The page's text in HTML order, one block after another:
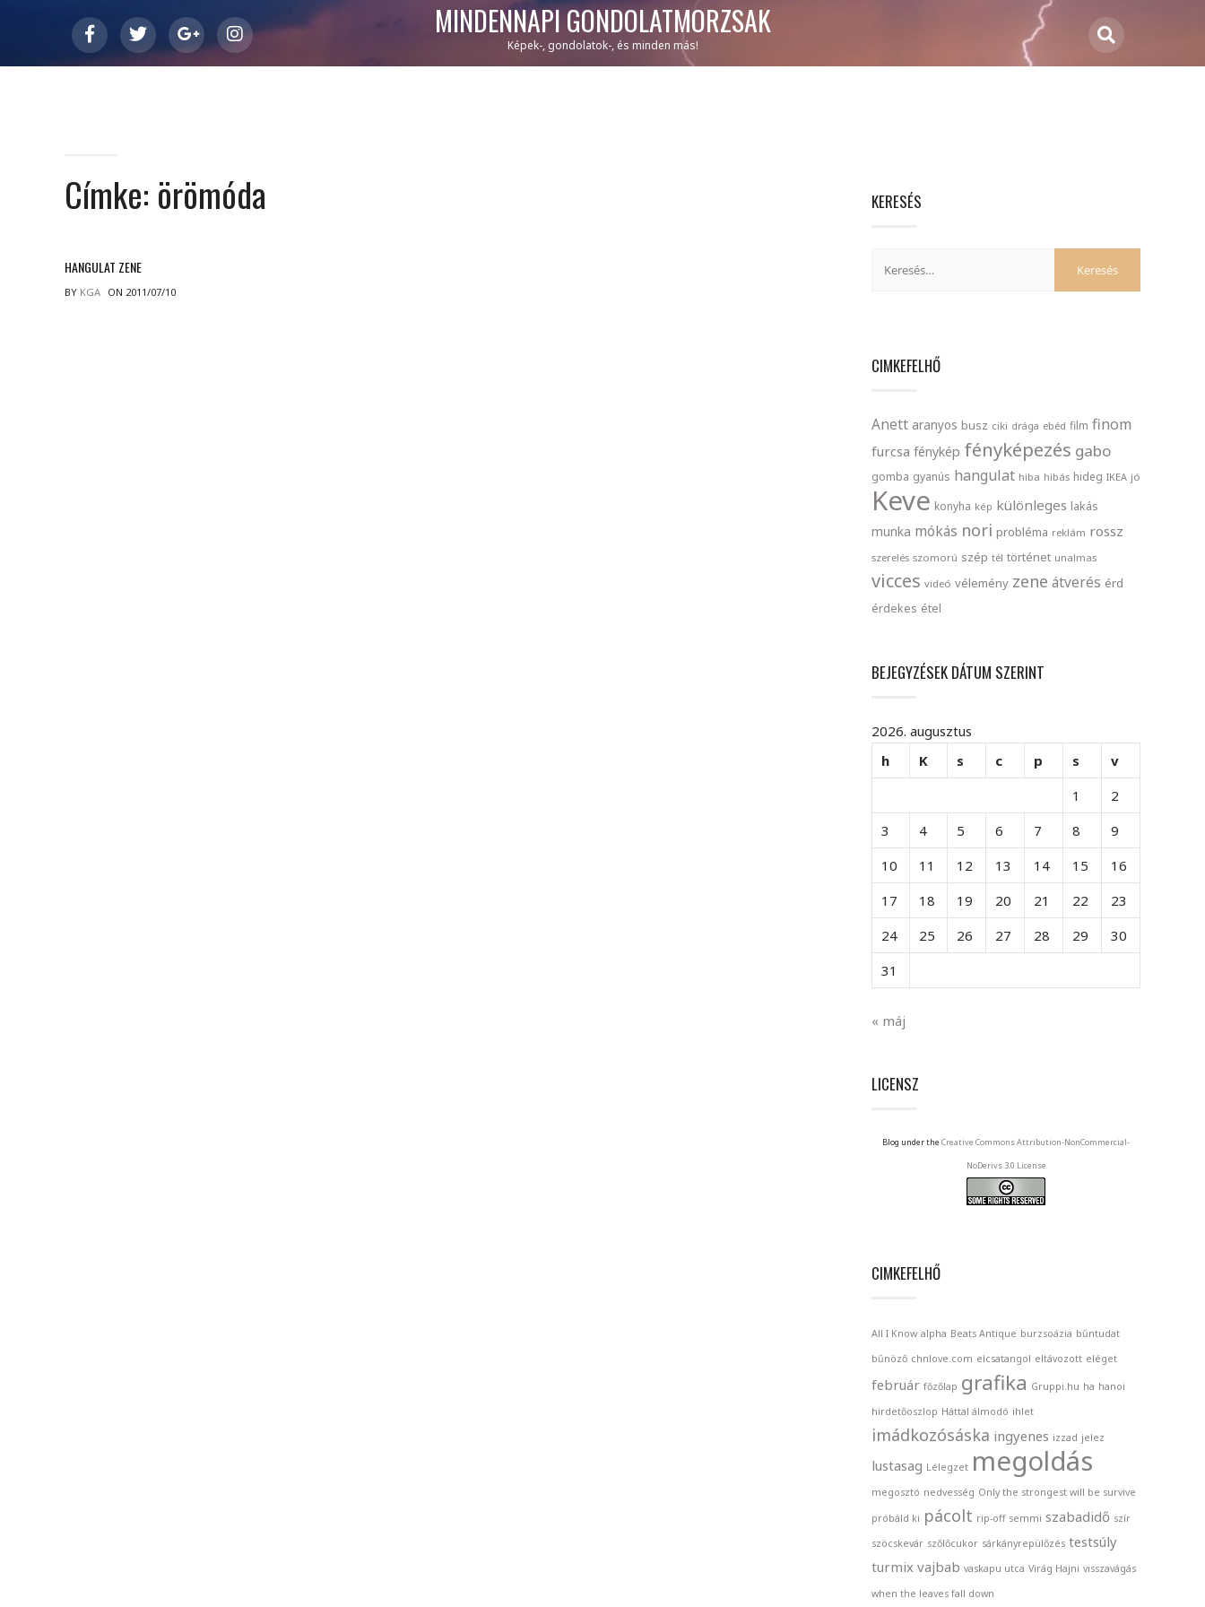
MINDENNAPI GONDOLATMORZSÁK
Képek-, gondolatok-, és minden más!
Címke: örömóda
HANGULAT ZENE
BY KGA ON 2011/07/10
KERESÉS
CIMKEFELHŐ
Anett aranyos busz ciki drága ebéd film finom
furcsa fénykép fényképezés gabo
gomba gyanús hangulat hiba hibás hideg IKEA jó
Keve konyha kép különleges lakás
munka mókás nori probléma reklám rossz
szerelés szomorú szép tél történet unalmas
vicces videó vélemény zene átverés érd
érdekes étel
BEJEGYZÉSEK DÁTUM SZERINT
2026. augusztus
h
K s c p s
v
1
2
3
4 5 6 7 8
9
10
11 12 13 14 15
16
17
18 19 20 21 22
23
24
25 26 27 28 29
30
31
« máj
LICENSZ
Blog under the Creative Commons Attribution-NonCommercial-
NoDerivs 3.0 License
CIMKEFELHŐ
All I Know alpha Beats Antique burzsoázia bűntudat
bűnöző chnlove.com elcsatangol eltávozott eléget
február főzőlap grafika Gruppi.hu ha hanoi
hirdetőoszlop Háttal álmodó ihlet
imádkozósáska ingyenes izzad jelez
lustasag Lélegzet megoldás
megosztó nedvesség Only the strongest will be survive
próbáld ki pácolt rip-off semmi szabadidő szír
szöcskevár szőlőcukor sárkányrepülőzés testsúly
turmix vajbab vaskapu utca Virág Hajni visszavágás
when the leaves fall down